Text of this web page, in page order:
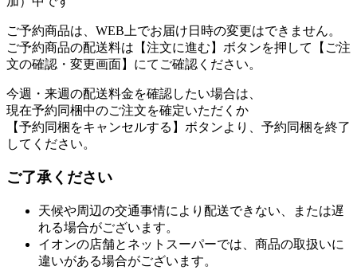
ご予約商品は、WEB上でお届け日時の変更はできません。
ご予約商品の配送料は【注文に進む】ボタンを押して【ご注
文の確認・変更画面】にてご確認ください。
今週・来週の配送料金を確認したい場合は、
現在予約同梱中のご注文を確定いただくか
【予約同梱をキャンセルする】ボタンより、予約同梱を終了
してください。
ご了承ください
天候や周辺の交通事情により配送できない、または遅
れる場合がございます。
イオンの店舗とネットスーパーでは、商品の取扱いに
違いがある場合がございます。